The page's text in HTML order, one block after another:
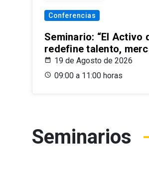
Conferencias
Seminario: “El Activo
redefine talento,
19 de Agosto de 2026
09:00 a 11:00 horas
Seminarios